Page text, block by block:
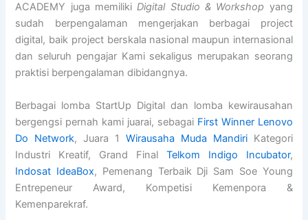
ACADEMY juga memilikiDigital Studio & Workshop yang
sudah berpengalaman mengerjakan berbagai project
digital, baik project berskala nasional maupun internasional
dan seluruh pengajar Kami sekaligus merupakan seorang
praktisi berpengalaman dibidangnya.
Berbagai lomba StartUp Digital dan lomba kewirausahan
bergengsi pernah kami juarai, sebagai First Winner Lenovo
Do Network, Juara 1 Wirausaha Muda MandiriKategori
Industri Kreatif, Grand Final Telkom Indigo Incubator,
Indosat IdeaBox, Pemenang Terbaik Dji Sam Soe Young
Entrepeneur Award, Kompetisi Kemenpora &
Kemenparekraf.